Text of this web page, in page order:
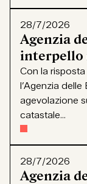
28/7/2026
Agenzia
interpello
Con la
l’Agenzia
agevolazione
catastale...
28/7/2026
Agenzia